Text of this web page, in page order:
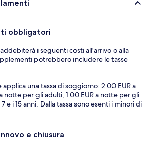
obbligatori
i seguenti costi all'arrivo o alla
potrebbero includere le tasse
applica una tassa di soggiorno: 2.00 EUR a
notte per gli adulti; 1.00 EUR a notte per gli
e i 15 anni. Dalla tassa sono esenti i minori di
e chiusura